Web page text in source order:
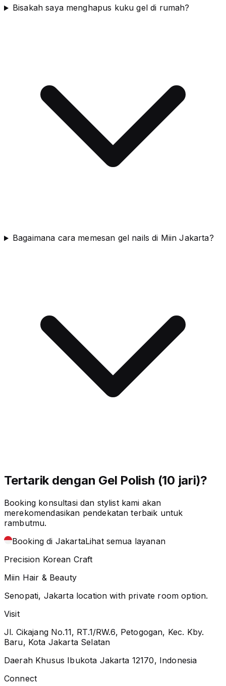
Bisakah saya menghapus kuku gel di rumah?
Bagaimana cara memesan gel nails di Miin Jakarta?
Tertarik dengan Gel Polish (10 jari)?
Booking konsultasi dan stylist kami akan
merekomendasikan pendekatan terbaik untuk
rambutmu.
Booking di JakartaLihat semua layanan
Precision Korean Craft
Miin Hair & Beauty
Senopati, Jakarta location with private room option.
Visit
Jl. Cikajang No.11, RT.1/RW.6, Petogogan, Kec. Kby.
Baru, Kota Jakarta Selatan
Daerah Khusus Ibukota Jakarta 12170, Indonesia
Connect